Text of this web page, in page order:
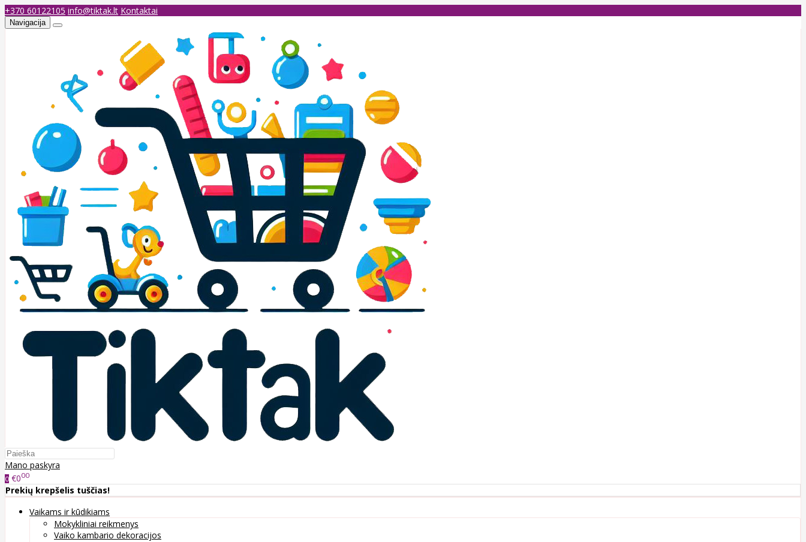
+370 60122105 info@tiktak.lt Kontaktai
Navigacija
Mano paskyra
0 €000
Prekių krepšelis tuščias!
Vaikams ir kūdikiams
Mokykliniai reikmenys
Vaiko kambario dekoracijos